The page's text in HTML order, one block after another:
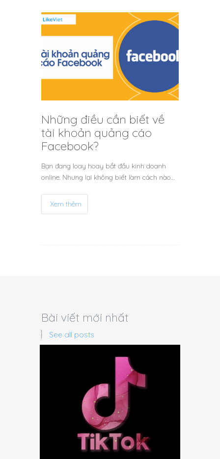
Những điều cần biết về
tài khoản quảng cáo
Facebook?
Bạn đang loay hoay bắt đầu kinh doanh
online. Nhưng lại không biết làm cách nào…
Xem thêm
Bài viết mới nhất
See all posts